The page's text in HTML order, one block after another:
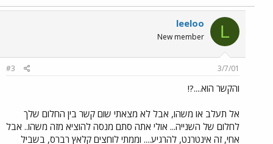
L
leeloo
New member
3/7/01
#3
והקשר הוא....?!
אל תעלב או משהו, אבל לא מצאתי שום קשר בין החלום שלך
לחלום של השנייה... אולי אתה סתם מנסה להוציא מזה משהו.. אבל
אחי, זה אינטרנט, להרגיע.... וממתי לוחצים קלאץ רברס, בשביל